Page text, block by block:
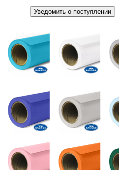
Уведомить о поступлении